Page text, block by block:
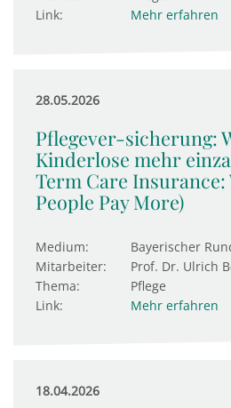
Link:
Mehr erfahren
28.05.2026
Pflegever-sicherung:
Kinderlose mehr
Term Care Insurance:
People Pay More)
Medium:
Bayerischer
Mitarbeiter:
Prof. Dr. Ulrich
Thema:
Pflege
Link:
Mehr erfahren
18.04.2026